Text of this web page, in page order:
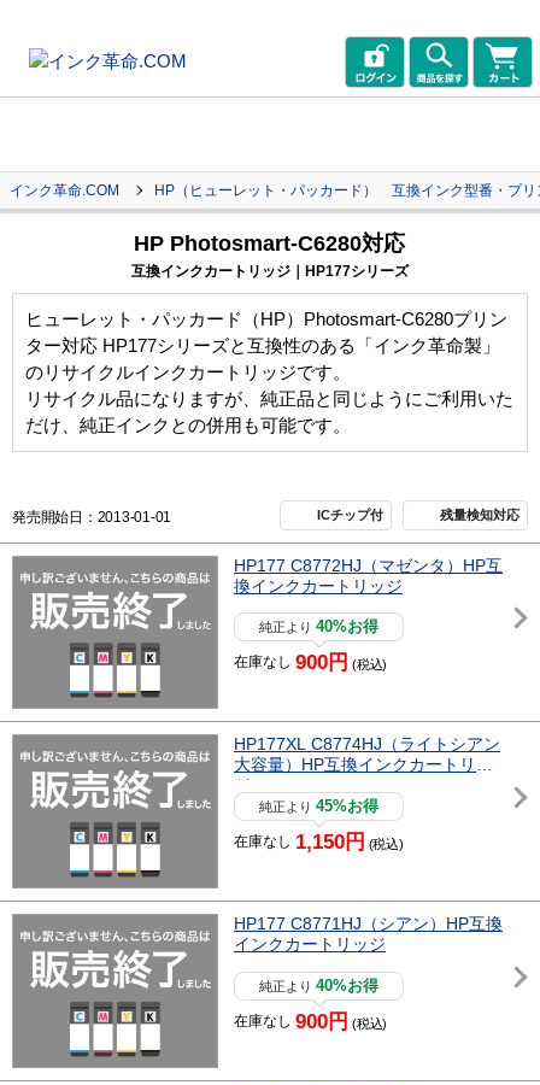
インク革命.COM HP（ヒューレット・パッカード） 互換インク型番・プリ
HP Photosmart-C6280対応
互換インクカートリッジ｜HP177シリーズ
ヒューレット・パッカード（HP）Photosmart-C6280プリン
ター対応 HP177シリーズと互換性のある「インク革命製」
のリサイクルインクカートリッジです。
リサイクル品になりますが、純正品と同じようにご利用いた
だけ、純正インクとの併用も可能です。
発売開始日：2013-01-01 ICチップ付 残量検知対応
HP177 C8772HJ（マゼンタ）HP互
換インクカートリッジ
純正より40%お得
在庫なし 900円 (税込)
HP177XL C8774HJ（ライトシアン
大容量）HP互換インクカートリッ
ジ
純正より45%お得
在庫なし 1,150円 (税込)
HP177 C8771HJ（シアン）HP互換
インクカートリッジ
純正より40%お得
在庫なし 900円 (税込)